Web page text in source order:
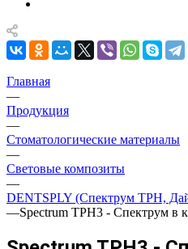
Главная
—
Продукция
—
Стоматологические материалы
—
Световые композиты
—
DENTSPLY (Спектрум TPH,
—Spectrum TPH3 - Спектрум в